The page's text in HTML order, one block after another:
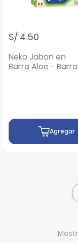
S/ 4.50
Neko Jabon en
Barra Aloe - Barra
Agregar